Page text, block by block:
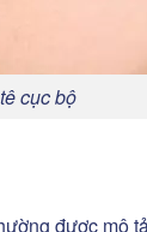
cục bộ
được mô